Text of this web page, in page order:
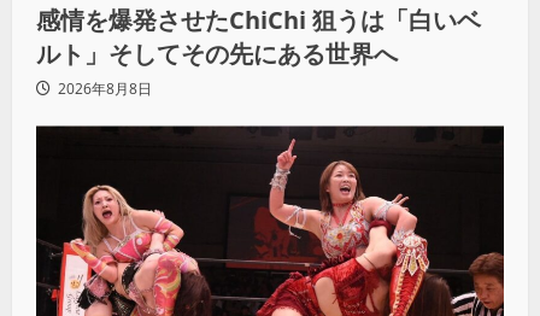
感情を爆発させたChiChi 狙うは「白いベ
ルト」そしてその先にある世界へ
2026年8月8日